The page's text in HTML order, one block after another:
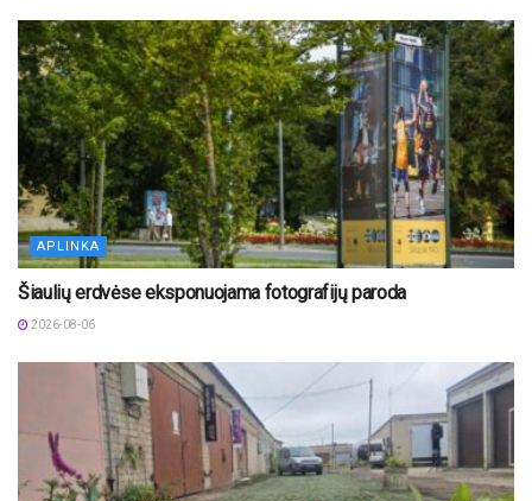
APLINKA
Šiaulių erdvėse eksponuojama fotografijų paroda
2026-08-06